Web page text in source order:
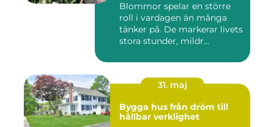
Blommor spelar en större
roll i vardagen än många
tänker på. De markerar livets
stora stunder, mildr...
31. maj
Bygga hus från dröm till
hållbar verklighet